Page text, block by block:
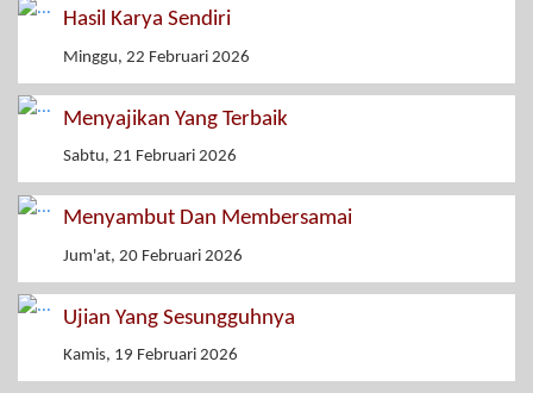
Hasil Karya Sendiri
Minggu, 22 Februari 2026
Menyajikan Yang Terbaik
Sabtu, 21 Februari 2026
Menyambut Dan Membersamai
Jum'at, 20 Februari 2026
Ujian Yang Sesungguhnya
Kamis, 19 Februari 2026